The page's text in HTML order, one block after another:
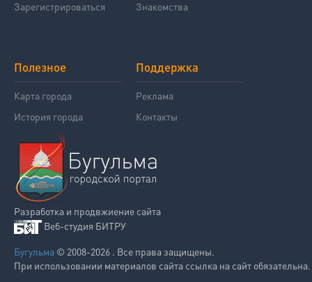
Зарегистрироваться
Знакомства
Полезное
Карта города
История города
Поддержка
Реклама
Контакты
Разработка и продвжиение сайта
Веб-студия БИТРУ
Бугульма © 2008-2026 . Все права защищены.
При использовании материалов сайта ссылка на сайт обязательна.